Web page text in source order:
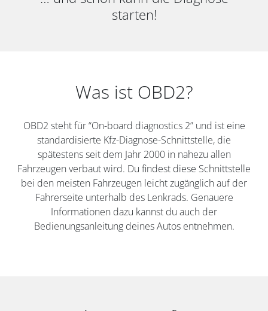
starten!
Was ist OBD2?
OBD2 steht für “On-board diagnostics 2” und ist eine
standardisierte Kfz-Diagnose-Schnittstelle, die
spätestens seit dem Jahr 2000 in nahezu allen
Fahrzeugen verbaut wird. Du findest diese Schnittstelle
bei den meisten Fahrzeugen leicht zugänglich auf der
Fahrerseite unterhalb des Lenkrads. Genauere
Informationen dazu kannst du auch der
Bedienungsanleitung deines Autos entnehmen.